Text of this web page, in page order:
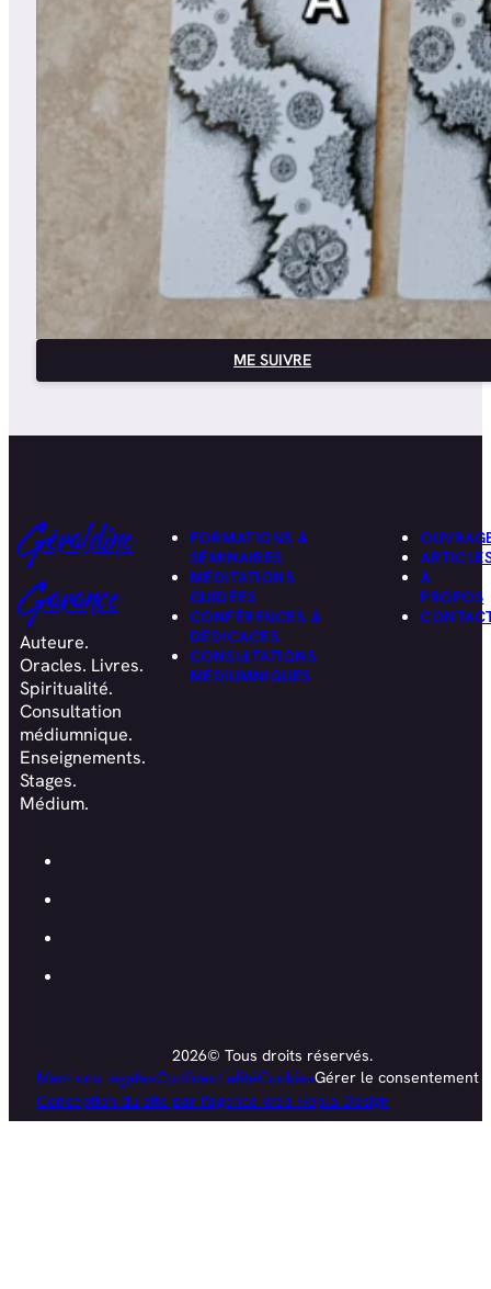
ME SUIVRE
Géraldine
Garance
Auteure.
Oracles. Livres.
Spiritualité.
Consultation
médiumnique.
Enseignements.
Stages.
Médium.
FORMATIONS &
SÉMINAIRES
MÉDITATIONS
GUIDÉES
CONFÉRENCES &
DÉDICACES
CONSULTATIONS
MÉDIUMNIQUES
À
PROPOS
2026© Tous droits réservés.
Mentions légalesConfidentialitéCookiesGérer le consentement
Conception du site par l'agence web Hopla Design